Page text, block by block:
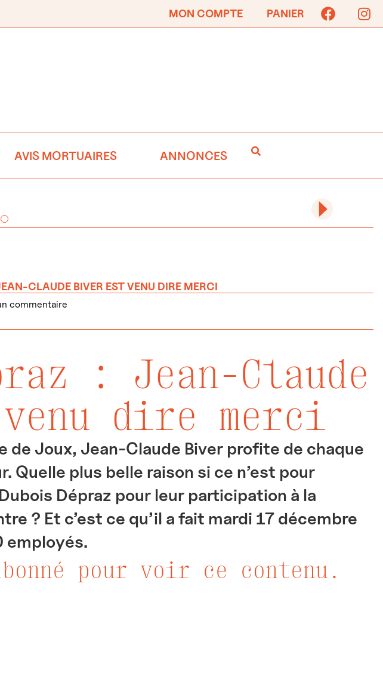
MON COMPTE PANIER
AVIS MORTUAIRES ANNONCES
CLAUDE BIVER EST VENU DIRE MERCI
commentaire
: Jean-Claude
dire merci
de Joux, Jean-Claude Biver profite de chaque
Quelle plus belle raison si ce n’est pour
Dépraz pour leur participation à la
? Et c’est ce qu’il a fait mardi 17 décembre
employés.
pour voir ce contenu.